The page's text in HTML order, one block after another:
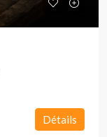
Détails